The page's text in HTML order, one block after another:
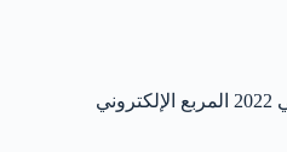
رابط نتائج الطلاب الكويت الابتدائي 2022 المربع الإلكتروني